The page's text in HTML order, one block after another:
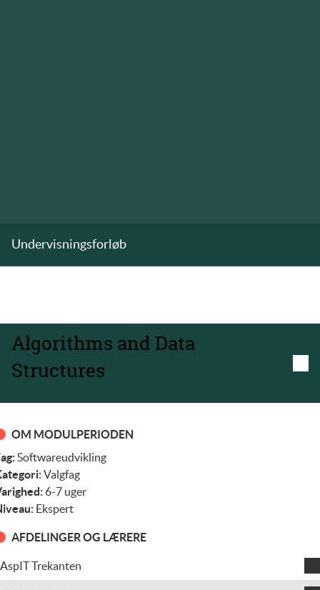
Undervisningsforløb
Algorithms and Data
Structures
OM MODULPERIODEN
Softwareudvikling
Valgfag
6-7 uger
Ekspert
AFDELINGER OG LÆRERE
AspIT Trekanten
Mads Mikkel Rasmussen